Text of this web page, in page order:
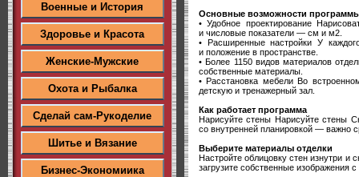
Военные и История
Здоровье и Красота
Женские-Мужские
Охота и Рыбалка
Сделай сам-Рукоделие
Шитье и Вязание
Бизнес-Экономиика
Основные возможности
• Удобное проектирование
и числовые показатели — см и м2.
• Расширенные настройки У
и положение в пространстве.
• Более 1150 видов материалов
собственные материалы.
• Расстановка мебели Во
детскую и тренажерный зал.
Как работает программа
Нарисуйте стены Нарисуйте стены
со внутренней планировкой — важно
Выберите материалы отделки
Настройте облицовку стен изнутри и
загрузите собственные изображения